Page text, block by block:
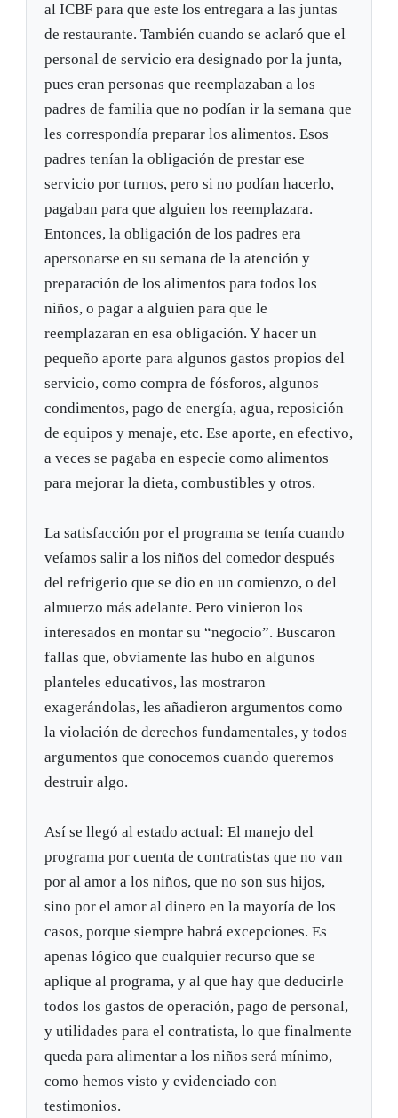
al ICBF para que este los entregara a las juntas
de restaurante. También cuando se aclaró que el
personal de servicio era designado por la junta,
pues eran personas que reemplazaban a los
padres de familia que no podían ir la semana que
les correspondía preparar los alimentos. Esos
padres tenían la obligación de prestar ese
servicio por turnos, pero si no podían hacerlo,
pagaban para que alguien los reemplazara.
Entonces, la obligación de los padres era
apersonarse en su semana de la atención y
preparación de los alimentos para todos los
niños, o pagar a alguien para que le
reemplazaran en esa obligación. Y hacer un
pequeño aporte para algunos gastos propios del
servicio, como compra de fósforos, algunos
condimentos, pago de energía, agua, reposición
de equipos y menaje, etc. Ese aporte, en efectivo,
a veces se pagaba en especie como alimentos
para mejorar la dieta, combustibles y otros.
La satisfacción por el programa se tenía cuando
veíamos salir a los niños del comedor después
del refrigerio que se dio en un comienzo, o del
almuerzo más adelante. Pero vinieron los
interesados en montar su “negocio”. Buscaron
fallas que, obviamente las hubo en algunos
planteles educativos, las mostraron
exagerándolas, les añadieron argumentos como
la violación de derechos fundamentales, y todos
argumentos que conocemos cuando queremos
destruir algo.
Así se llegó al estado actual: El manejo del
programa por cuenta de contratistas que no van
por al amor a los niños, que no son sus hijos,
sino por el amor al dinero en la mayoría de los
casos, porque siempre habrá excepciones. Es
apenas lógico que cualquier recurso que se
aplique al programa, y al que hay que deducirle
todos los gastos de operación, pago de personal,
y utilidades para el contratista, lo que finalmente
queda para alimentar a los niños será mínimo,
como hemos visto y evidenciado con
testimonios.